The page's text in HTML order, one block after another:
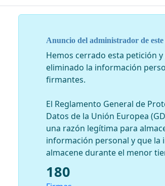
Anuncio del administrador de
Hemos cerrado esta petición
eliminado la información
firmantes.
El Reglamento General de
Datos de la Unión Europea
una razón legítima para
información personal y que la
almacene durante el menor
180